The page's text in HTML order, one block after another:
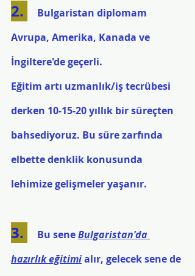
2.
Bulgaristan diplomam
Avrupa, Amerika, Kanada ve
İngiltere'de geçerli.
Eğitim artı uzmanlık/iş tecrübesi
derken 10-15-20 yıllık bir süreçten
bahsediyoruz. Bu süre zarfında
elbette denklik konusunda
lehimize gelişmeler yaşanır.
3. Bu sene Bulgaristan'da
hazırlık eğitimi alır, gelecek sene de